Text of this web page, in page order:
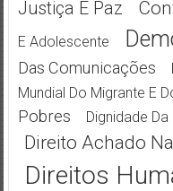
Justiça E Paz
E Adolescente
Das Comunicações
Mundial Do Migrante E
Pobres
Dignidade
Direito Achado
Direitos